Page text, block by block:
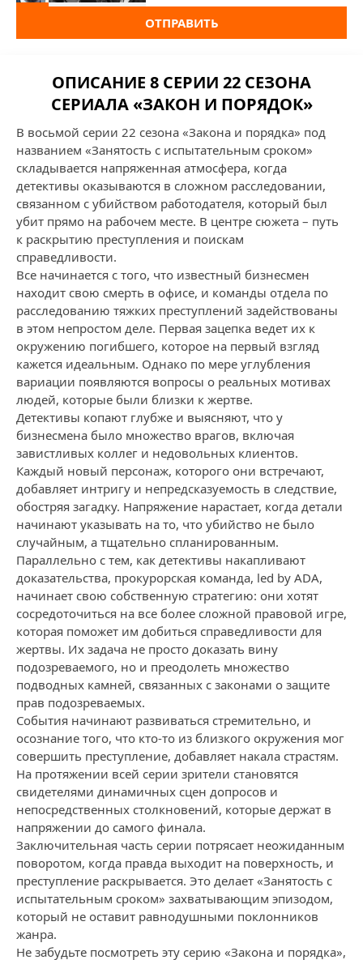
ОТПРАВИТЬ
ОПИСАНИЕ 8 СЕРИИ 22 СЕЗОНА
СЕРИАЛА «ЗАКОН И ПОРЯДОК»
В восьмой серии 22 сезона «Закона и порядка» под
названием «Занятость с испытательным сроком»
складывается напряженная атмосфера, когда
детективы оказываются в сложном расследовании,
связанном с убийством работодателя, который был
убит прямо на рабочем месте. В центре сюжета – путь
к раскрытию преступления и поискам
справедливости.
Все начинается с того, что известный бизнесмен
находит свою смерть в офисе, и команды отдела по
расследованию тяжких преступлений задействованы
в этом непростом деле. Первая зацепка ведет их к
окружению погибшего, которое на первый взгляд
кажется идеальным. Однако по мере углубления
вариации появляются вопросы о реальных мотивах
людей, которые были близки к жертве.
Детективы копают глубже и выясняют, что у
бизнесмена было множество врагов, включая
завистливых коллег и недовольных клиентов.
Каждый новый персонаж, которого они встречают,
добавляет интригу и непредсказуемость в следствие,
обостряя загадку. Напряжение нарастает, когда детали
начинают указывать на то, что убийство не было
случайным, а тщательно спланированным.
Параллельно с тем, как детективы накапливают
доказательства, прокурорская команда, led by ADA,
начинает свою собственную стратегию: они хотят
сосредоточиться на все более сложной правовой игре,
которая поможет им добиться справедливости для
жертвы. Их задача не просто доказать вину
подозреваемого, но и преодолеть множество
подводных камней, связанных с законами о защите
прав подозреваемых.
События начинают развиваться стремительно, и
осознание того, что кто-то из близкого окружения мог
совершить преступление, добавляет накала страстям.
На протяжении всей серии зрители становятся
свидетелями динамичных сцен допросов и
непосредственных столкновений, которые держат в
напряжении до самого финала.
Заключительная часть серии потрясает неожиданным
поворотом, когда правда выходит на поверхность, и
преступление раскрывается. Это делает «Занятость с
испытательным сроком» захватывающим эпизодом,
который не оставит равнодушными поклонников
жанра.
Не забудьте посмотреть эту серию «Закона и порядка»,